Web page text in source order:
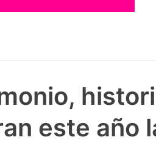
este año